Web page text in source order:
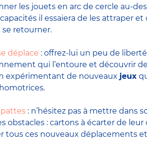
les jouets en arc de cercle au-
il essaiera de les attraper et
retourner.
déplace : offrez-lui un peu de
qui l’entoure et découvrir
expérimentant de nouveaux jeux
pattes : n’hésitez pas à mettre dans
obstacles : cartons à écarter de leur
tous ces nouveaux déplacements